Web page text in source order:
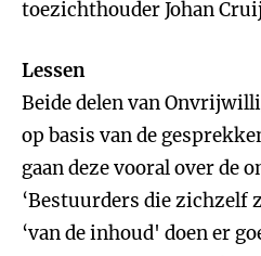
toezichthouder Johan
Lessen
Beide delen van
op basis van de
gaan deze vooral over de
‘Bestuurders die zichzelf
‘van de inhoud' doen er